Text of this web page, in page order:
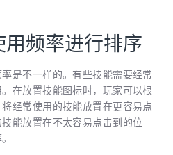
用频率进行排序
是不一样的。有些技能需要经常
在放置技能图标时，玩家可以根
经常使用的技能放置在更容易点
能放置在不太容易点击到的位